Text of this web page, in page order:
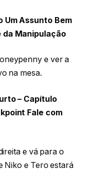
Um Assunto Bem
Manipulação
e ver a
na mesa.
– Capítulo
Fale com
e vá para o
Niko e Tero estará